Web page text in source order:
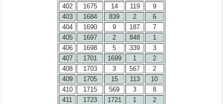
402
1675 14 119
9
403
1684 839 2
6
404
1690 9 187
7
405
1697 2 848
1
406
1698 5 339
3
407
1701 1699 1
2
408
1703 3 567
2
409
1705 15 113
10
410
1715 569 3
8
411
1723 1721 1
2